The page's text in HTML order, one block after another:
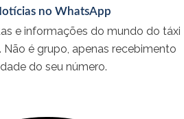
no WhatsApp
e informações do mundo do táxi
é grupo, apenas recebimento
do seu número.